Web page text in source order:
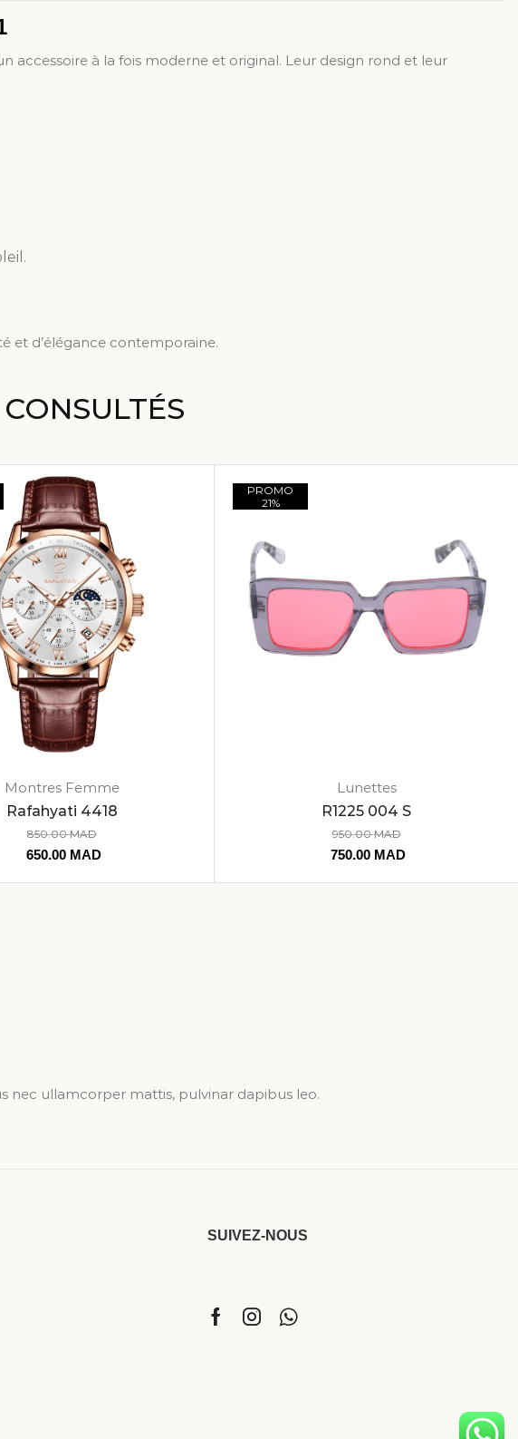
accessoire à la fois moderne et original. Leur design rond et leur
et d’élégance contemporaine.
Montres Femme
Rafahyati 4418
850.00MAD
650.00 MAD
PROMO
21%
Lunettes
R1225 004 S
950.00MAD
750.00 MAD
nec ullamcorper mattis, pulvinar dapibus leo.
SUIVEZ-NOUS